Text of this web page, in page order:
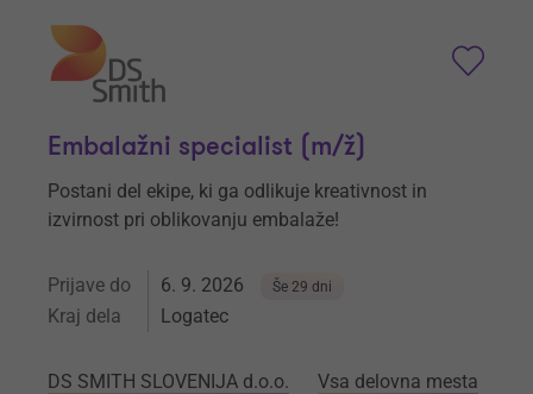
Embalažni specialist (m/ž)
Postani del ekipe, ki ga odlikuje kreativnost in
izvirnost pri oblikovanju embalaže!
Prijave do 6. 9. 2026 Še 29 dni
Kraj dela Logatec
DS SMITH SLOVENIJA d.o.o. Vsa delovna mesta